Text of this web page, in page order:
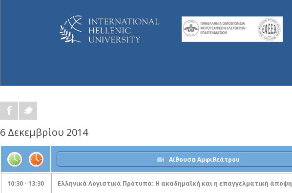
6 Δεκεμβρίου 2014
Αίθουσα Αμφιθεάτρου
10:30 - 13:30 Ελληνικά Λογιστικά Πρότυπα: H ακαδημαϊκή και η επαγγελματική άποψη